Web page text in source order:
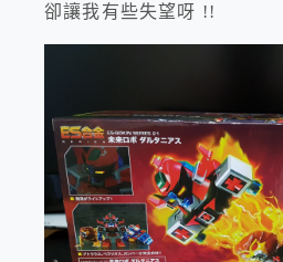
卻讓我有些失望呀 !!